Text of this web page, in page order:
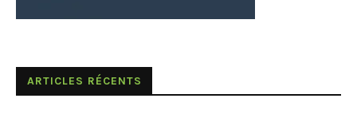
ARTICLES RÉCENTS